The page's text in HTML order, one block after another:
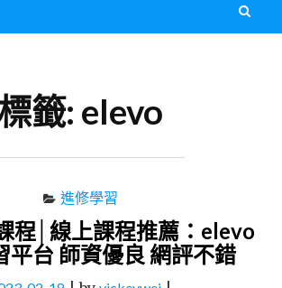
籤: elevo
進修學習
程│線上課程推薦：elevo
平台 師資優良 網評不錯